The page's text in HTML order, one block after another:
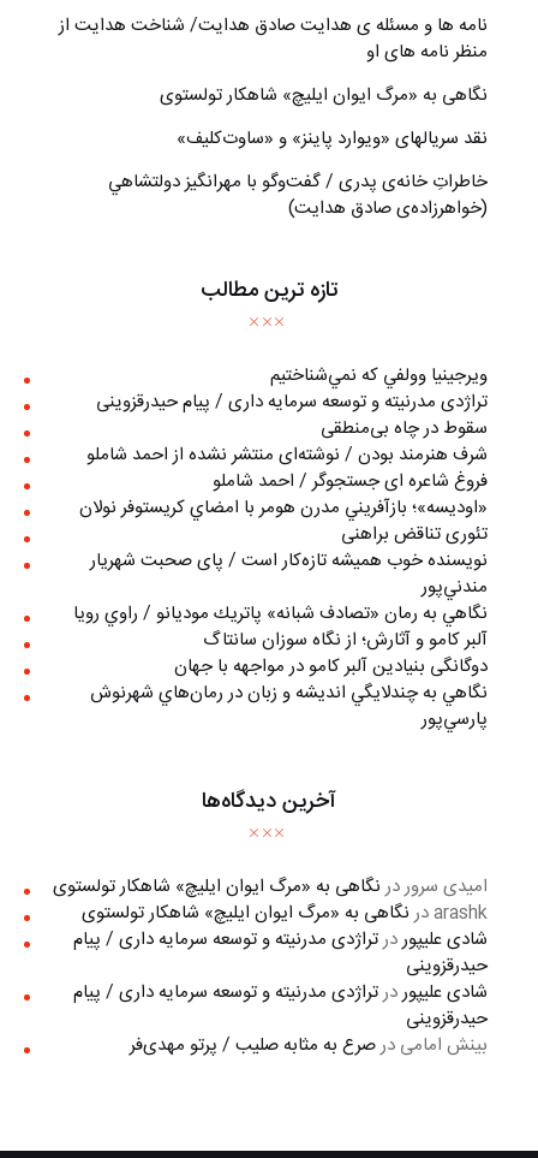
نامه ها و مسئله ی هدایت صادق هدایت/ شناخت هدایت از
منظر نامه های او
نگاهی به «مرگ ايوان ايليچ» شاهکار تولستوی
نقد سریالهای «ویوارد پاینز» و «ساوت‌کلیف»
خاطراتِ خانه‌ی پدری / گفت‌وگو با مهرانگيز دولتشاهي
(خواهرزاده‌ی صادق هدايت)
تازه ترین مطالب
ويرجينيا وولفي كه نمي‌شناختيم
تراژدی مدرنیته و توسعه سرمایه داری / پیام حیدرقزوینی
سقوط در چاه بی‌منطقی
شرف هنرمند بودن / نوشته‌ای منتشر نشده از احمد شاملو
فروغ شاعره ای جستجوگر / احمد شاملو
«اوديسه»؛ بازآفريني مدرن هومر با امضاي كريستوفر نولان
تئوری تناقض براهنی
نويسنده خوب هميشه تازه‌كار است / پای صحبت شهريار
مندني‌پور
نگاهي به رمان «تصادف شبانه» پاتريك موديانو / راوي رويا
آلبر کامو و آثارش؛ از نگاه سوزان سانتاگ
دوگانگی بنیادین آلبر کامو در مواجهه با جهان
نگاهي به چندلايگي انديشه و زبان در رمان‌هاي شهرنوش
پارسي‌پور
آخرین دیدگاه‌ها
امیدی سروردرنگاهی به «مرگ ايوان ايليچ» شاهکار تولستوی
arashkدرنگاهی به «مرگ ايوان ايليچ» شاهکار تولستوی
شادی علیپوردرتراژدی مدرنیته و توسعه سرمایه داری / پیام
حیدرقزوینی
شادی علیپوردرتراژدی مدرنیته و توسعه سرمایه داری / پیام
حیدرقزوینی
بینش امامی درصرع به مثابه صلیب / پرتو مهدی‌فر